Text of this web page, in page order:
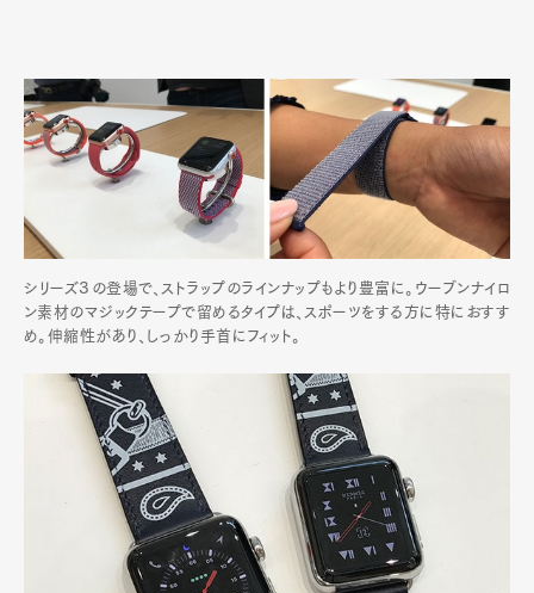
シリーズ３の登場で、ストラップのラインナップもより豊富に。ウーブンナイロ
ン素材のマジックテープで留めるタイプは、スポーツをする方に特におすす
め。伸縮性があり、しっかり手首にフィット。